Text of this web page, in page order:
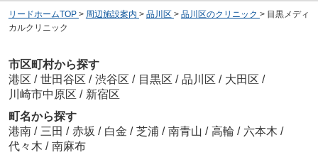
リードホームTOP > 周辺施設案内 > 品川区 > 品川区のクリニック > 目黒メディ
カルクリニック
市区町村から探す
港区 / 世田谷区 / 渋谷区 / 目黒区 / 品川区 / 大田区 /
川崎市中原区 / 新宿区
町名から探す
港南 / 三田 / 赤坂 / 白金 / 芝浦 / 南青山 / 高輪 / 六本木 /
代々木 / 南麻布